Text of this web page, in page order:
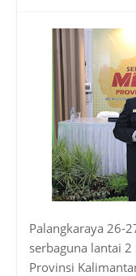
Palangkaraya 26-
serbaguna lantai
Provinsi